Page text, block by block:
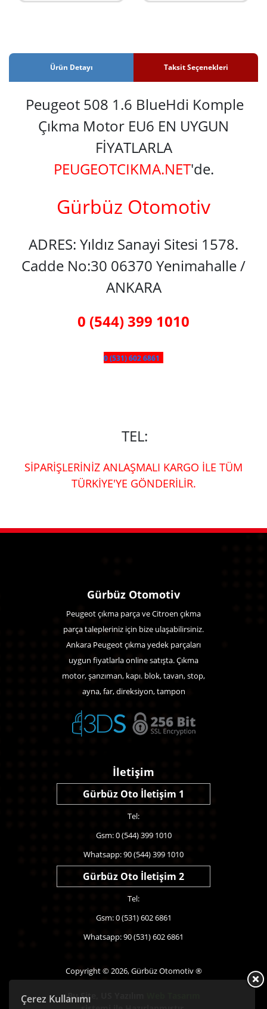
Ürün Detayı Taksit Seçenekleri
Peugeot 508 1.6 BlueHdi Komple
Çıkma Motor EU6 EN UYGUN
FİYATLARLA
PEUGEOTCIKMA.NET'de.
Gürbüz Otomotiv
ADRES: Yıldız Sanayi Sitesi 1578.
Cadde No:30 06370 Yenimahalle /
ANKARA
0 (544) 399 1010
0 (531) 602 6861
TEL:
SİPARİŞLERİNİZ ANLAŞMALI KARGO İLE TÜM
TÜRKİYE'YE GÖNDERİLİR.
Çerez Kullanımı
Gürbüz Otomotiv
Peugeot çıkma parça ve Citroen çıkma
parça talepleriniz için bize ulaşabilirsiniz.
Ankara Peugeot çıkma yedek parçaları
uygun fiyatlarla online satışta. Çıkma
motor, şanzıman, kapı. blok, tavan, stop,
ayna, far, direksiyon, tampon
İletişim
Gürbüz Oto İletişim 1
Tel:
Gsm: 0 (544) 399 1010
Whatsapp: 90 (544) 399 1010
Gürbüz Oto İletişim 2
Tel:
Gsm: 0 (531) 602 6861
Whatsapp: 90 (531) 602 6861
Copyright © 2026, Gürbüz Otomotiv ®
Bu Site,